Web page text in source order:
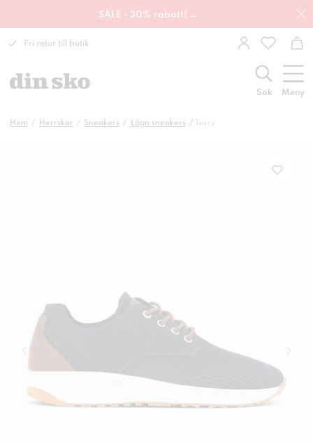
SALE - 30% rabatt! →
Fri retur till butik
Sök Meny
Hem Herrskor Sneakers Låga sneakers Terry